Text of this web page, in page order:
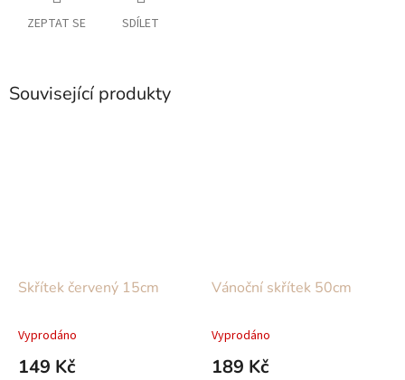
ZEPTAT SE SDÍLET
Související produkty
Skřítek červený 15cm
Vyprodáno
149 Kč
Vánoční skřítek 50cm
Vyprodáno
189 Kč